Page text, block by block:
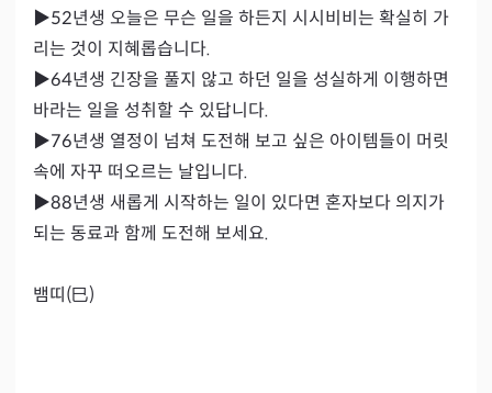
▶52년생 오늘은 무슨 일을 하든지 시시비비는 확실히 가
리는 것이 지혜롭습니다.
▶64년생 긴장을 풀지 않고 하던 일을 성실하게 이행하면
바라는 일을 성취할 수 있답니다.
▶76년생 열정이 넘쳐 도전해 보고 싶은 아이템들이 머릿
속에 자꾸 떠오르는 날입니다.
▶88년생 새롭게 시작하는 일이 있다면 혼자보다 의지가
되는 동료과 함께 도전해 보세요.
뱀띠(巳)